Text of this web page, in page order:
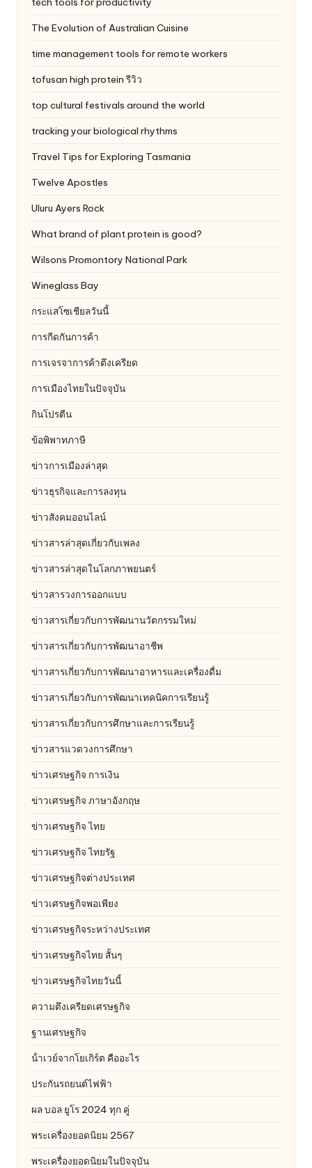
The Evolution of Australian Cuisine
time management tools for remote workers
tofusan high protein รีวิว
top cultural festivals around the world
tracking your biological rhythms
Travel Tips for Exploring Tasmania
Twelve Apostles
Uluru Ayers Rock
What brand of plant protein is good?
Wilsons Promontory National Park
Wineglass Bay
กระแสโซเชียลวันนี้
การกีดกันการค้า
การเจรจาการค้าตึงเครียด
การเมืองไทยในปัจจุบัน
กินโปรตีน
ข้อพิพาทภาษี
ข่าวการเมืองล่าสุด
ข่าวธุรกิจและการลงทุน
ข่าวสังคมออนไลน์
ข่าวสารล่าสุดเกี่ยวกับเพลง
ข่าวสารล่าสุดในโลกภาพยนตร์
ข่าวสารวงการออกแบบ
ข่าวสารเกี่ยวกับการพัฒนานวัตกรรมใหม่
ข่าวสารเกี่ยวกับการพัฒนาอาชีพ
ข่าวสารเกี่ยวกับการพัฒนาอาหารและเครื่องดื่ม
ข่าวสารเกี่ยวกับการพัฒนาเทคนิคการเรียนรู้
ข่าวสารเกี่ยวกับการศึกษาและการเรียนรู้
ข่าวสารแวดวงการศึกษา
ข่าวเศรษฐกิจ การเงิน
ข่าวเศรษฐกิจ ภาษาอังกฤษ
ข่าวเศรษฐกิจ ไทย
ข่าวเศรษฐกิจ ไทยรัฐ
ข่าวเศรษฐกิจต่างประเทศ
ข่าวเศรษฐกิจพอเพียง
ข่าวเศรษฐกิจระหว่างประเทศ
ข่าวเศรษฐกิจไทย สั้นๆ
ข่าวเศรษฐกิจไทยวันนี้
ความตึงเครียดเศรษฐกิจ
ฐานเศรษฐกิจ
น้ําเวย์จากโยเกิร์ต คืออะไร
ประกันรถยนต์ไฟฟ้า
ผล บอล ยูโร 2024 ทุก คู่
พระเครื่องยอดนิยม 2567
พระเครื่องยอดนิยมในปัจจุบัน